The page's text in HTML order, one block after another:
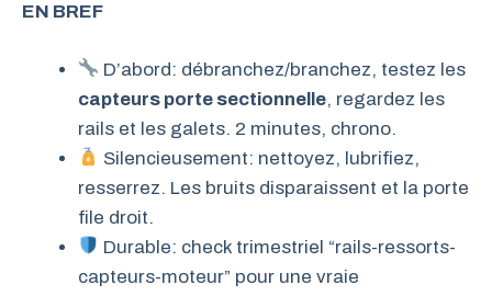
EN BREF
D’abord: débranchez/branchez, testez les
capteurs porte sectionnelle, regardez les
rails et les galets. 2 minutes, chrono.
Silencieusement: nettoyez, lubrifiez,
resserrez. Les bruits disparaissent et la porte
file droit.
Durable: check trimestriel “rails-ressorts-
capteurs-moteur” pour une vraie